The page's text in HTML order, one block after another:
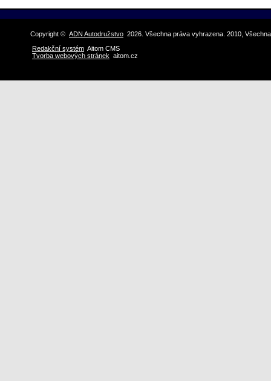
Copyright © ADN Autodružstvo 2026. Všechna práva vyhrazena. 2010,
Redakční systém Aitom CMS
Tvorba webových stránek aitom.cz